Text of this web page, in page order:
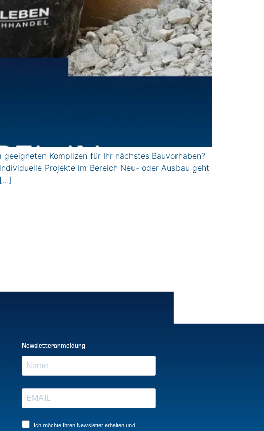
Komplizen für Ihr nächstes Bauvorhaben?
Projekte im Bereich Neu- oder Ausbau geht
Newsletteranmeldung
Ich möchte Ihren Newsletter erhalten und